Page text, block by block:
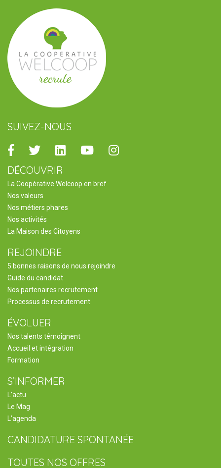
SUIVEZ-NOUS
Facebook
TwitterLinkedinYoutubeInstagram
DÉCOUVRIR
La Coopérative Welcoop en bref
Nos valeurs
Nos métiers phares
Nos activités
La Maison des Citoyens
REJOINDRE
5 bonnes raisons de nous rejoindre
Guide du candidat
Nos partenaires recrutement
Processus de recrutement
ÉVOLUER
Nos talents témoignent
Accueil et intégration
Formation
S’INFORMER
L’actu
Le Mag
L’agenda
CANDIDATURE SPONTANÉE
TOUTES NOS OFFRES